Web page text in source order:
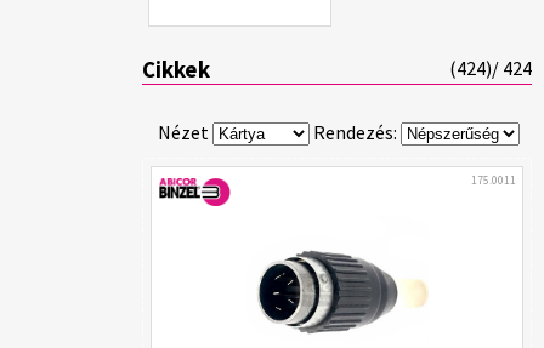
Cikkek (424)/ 424
Nézet Rendezés:
175.0011